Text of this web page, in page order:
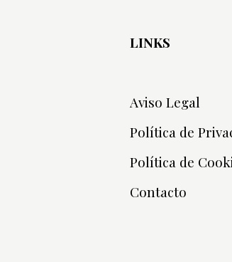
LINKS
Aviso Legal
Política de
Política de
Contacto